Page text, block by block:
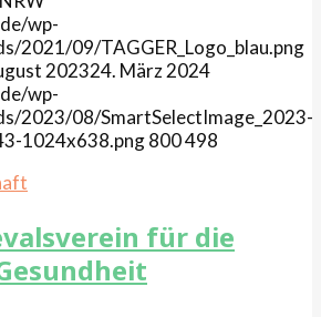
wp-
2021/09/TAGGER_Logo_blau.png
202324. März 2024
wp-
2023/08/SmartSelectImage_2023-
1024x638.png800498
für die